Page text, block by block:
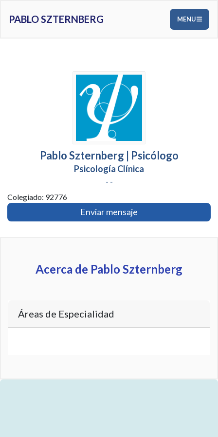
PABLO SZTERNBERG MENU
Pablo Szternberg | Psicólogo
Psicología Clínica
- -
Colegiado: 92776
Enviar mensaje
Acerca de Pablo Szternberg
Áreas de Especialidad